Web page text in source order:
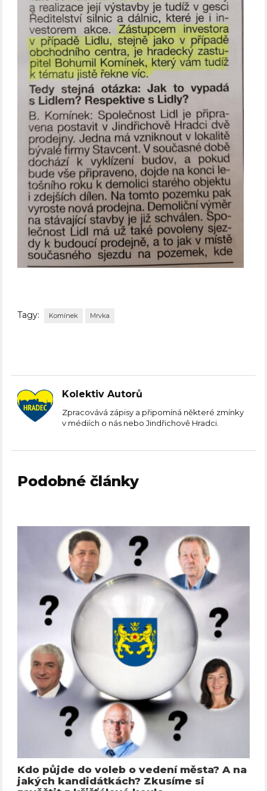
Tagy: Komínek Mrvka
Kolektiv Autorů
Zpracovává zápisy a připomíná některé zmínky
v médiích o nás nebo Jindřichově Hradci.
Podobné články
Kdo půjde do voleb o vedení města? A na
jakých kandidátkách? Zkusíme si